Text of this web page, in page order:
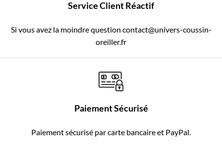
Service Client Réactif
Si vous avez la moindre question contact@univers-coussin-
oreiller.fr
Paiement Sécurisé
Paiement sécurisé par carte bancaire et PayPal.